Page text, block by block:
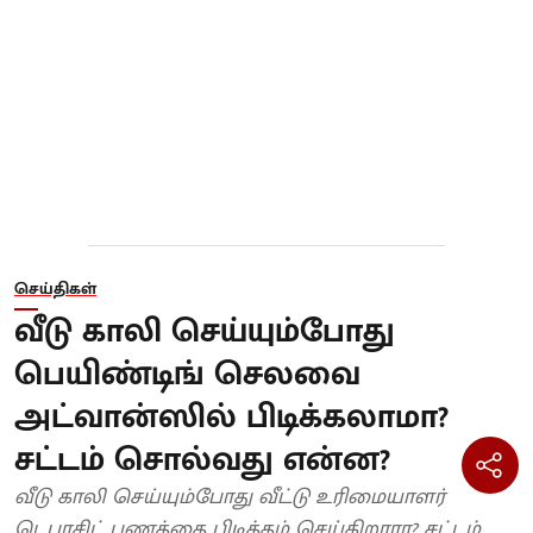
செய்திகள்
வீடு காலி செய்யும்போது
பெயிண்டிங் செலவை
அட்வான்ஸில் பிடிக்கலாமா?
சட்டம் சொல்வது என்ன?
வீடு காலி செய்யும்போது வீட்டு உரிமையாளர்